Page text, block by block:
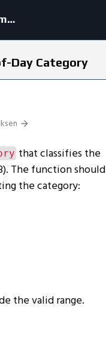
C Conditional Statements
Day Category
that classifies the
The function should
the category:
the valid range.